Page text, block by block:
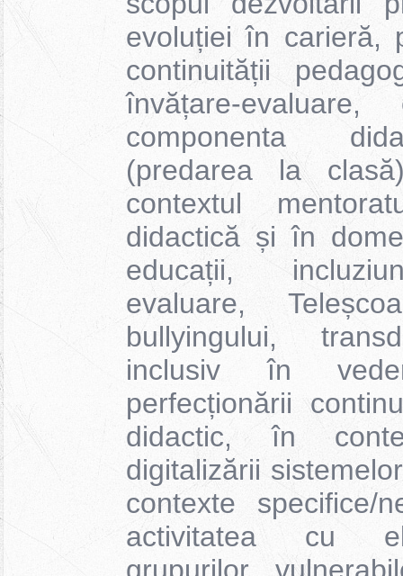
evoluției în carieră,
continuității
învățare-
componenta
(predarea la
contextul
didactică și în
educații,
evaluare,
bullyingului,
inclusiv în
perfecționării
didactic, în
digitalizării
contexte specifice/
activitatea cu